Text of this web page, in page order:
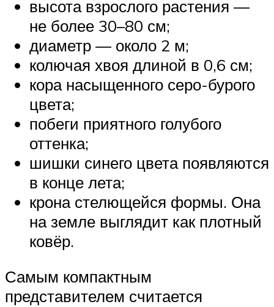
высота взрослого растения —
не более 30–80 см;
диаметр — около 2 м;
колючая хвоя длиной в 0,6 см;
кора насыщенного серо-бурого
цвета;
побеги приятного голубого
оттенка;
шишки синего цвета появляются
в конце лета;
крона стелющейся формы. Она
на земле выглядит как плотный
ковёр.
Самым компактным
представителем считается